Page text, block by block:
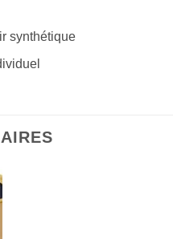
synthétique